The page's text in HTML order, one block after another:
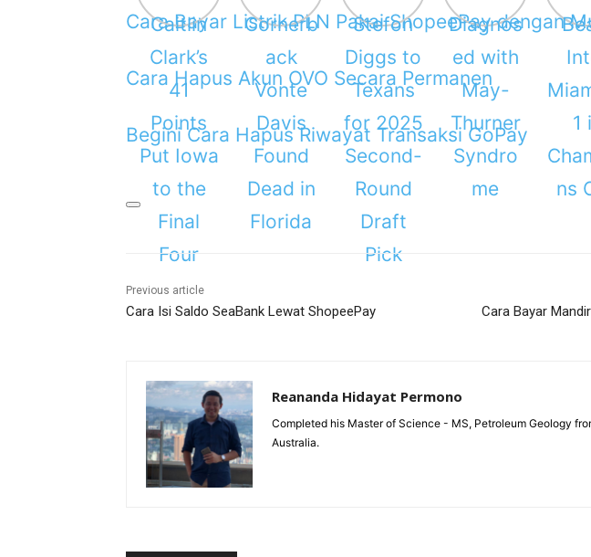
Cara Bayar Listrik PLN Pakai ShopeePay dengan
Cara Hapus Akun OVO Secara Permanen
Begini Cara Hapus Riwayat Transaksi GoPay
Previous article
Cara Isi Saldo SeaBank Lewat ShopeePay Cara Bayar
Reananda Hidayat Permono
Completed his Master of Science - MS, Petroleum Geology
Australia.